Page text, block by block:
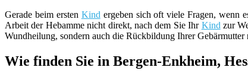
Gerade beim ersten Kind ergeben sich oft viele Fragen, wenn
Arbeit der Hebamme nicht direkt, nach dem Sie Ihr Kind zur
Wundheilung, sondern auch die Rückbildung Ihrer
Wie finden Sie in Bergen-Enkheim,